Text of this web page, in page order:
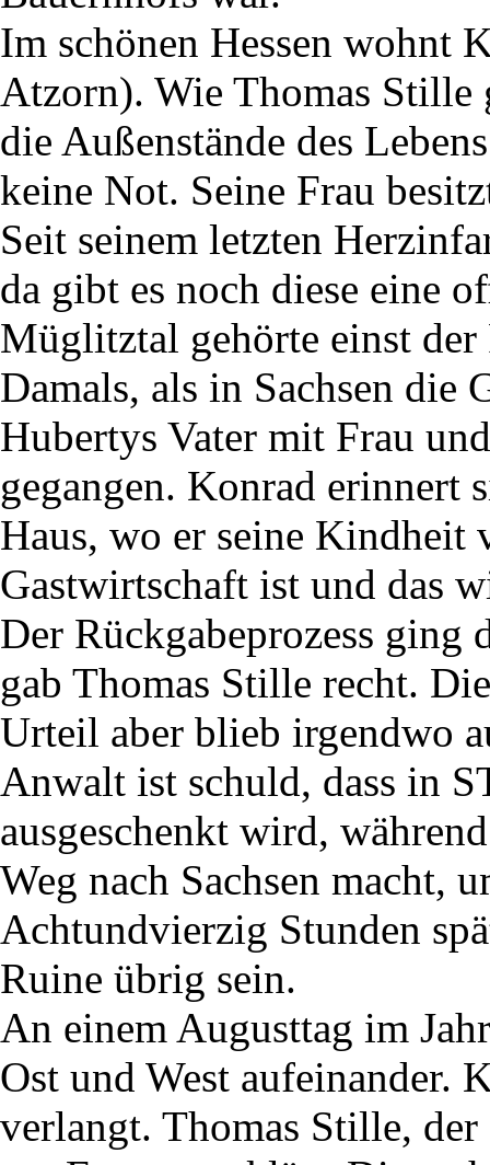
Im schönen Hessen wohnt
Atzorn). Wie Thomas Stille
die Außenstände des
keine Not. Seine Frau
Seit seinem letzten
da gibt es noch diese eine
Müglitztal gehörte einst
Damals, als in Sachsen die
Hubertys Vater mit Frau
gegangen. Konrad erinnert
Haus, wo er seine Kindheit
Gastwirtschaft ist und das
Der Rückgabeprozess ging
gab Thomas Stille recht.
Urteil aber blieb irgendwo
Anwalt ist schuld, dass in
ausgeschenkt wird,
Weg nach Sachsen macht,
Achtundvierzig Stunden
Ruine übrig sein.
An einem Augusttag im
Ost und West aufeinander.
verlangt. Thomas Stille,